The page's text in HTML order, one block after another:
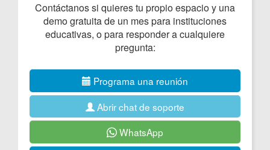
Contáctanos si quieres tu propio espacio y una
demo gratuita de un mes para instituciones
educativas, o para responder a cualquiere
pregunta:
Programa una reunión
Abrir chat de soporte
WhatsApp